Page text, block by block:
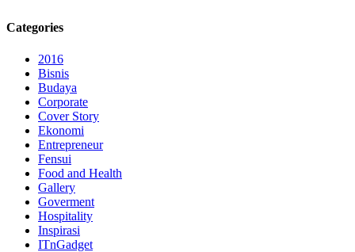
Categories
2016
Bisnis
Budaya
Corporate
Cover Story
Ekonomi
Entrepreneur
Fensui
Food and Health
Gallery
Goverment
Hospitality
Inspirasi
ITnGadget